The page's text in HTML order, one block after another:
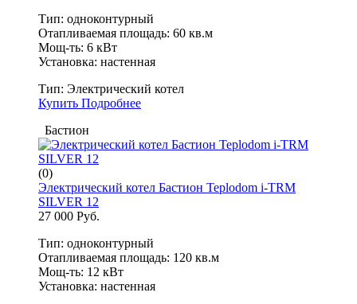
Тип: одноконтурный
Отапливаемая площадь: 60 кв.м
Мощ-ть: 6 кВт
Установка: настенная
Тип: Электрический котел
Купить Подробнее
Бастион
(0)
Электрический котел Бастион Teplodom i-TRM
SILVER 12
27 000 Руб.
Тип: одноконтурный
Отапливаемая площадь: 120 кв.м
Мощ-ть: 12 кВт
Установка: настенная